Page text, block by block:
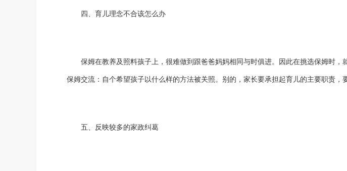
四、育儿理念不合该怎么办
保姆在教养及照料孩子上，很难做到跟爸爸妈妈相同与时俱进。因此在挑选保姆时
保姆交流：自个希望孩子以什么样的方法被关照。别的，家长要承担起育儿的主要职责，
五、反映较多的家政纠葛